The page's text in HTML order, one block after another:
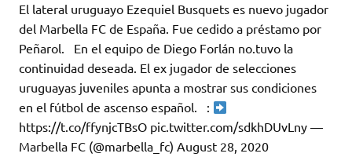
it
te
r
at
s
A
p
p
e
b
o
o
k
m
p
ar
ti
r
El lateral uruguayo Ezequiel Busquets es nuevo jugador
del Marbella FC de España. Fue cedido a préstamo por
Peñarol. En el equipo de Diego Forlán no.tuvo la
continuidad deseada. El ex jugador de selecciones
uruguayas juveniles apunta a mostrar sus condiciones
en el fútbol de ascenso español. :
https://t.co/ffynjcTBsO pic.twitter.com/sdkhDUvLny —
Marbella FC (@marbella_fc) August 28, 2020